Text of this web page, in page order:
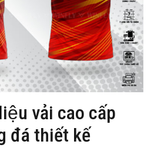
vải cao cấp
đá thiết kế